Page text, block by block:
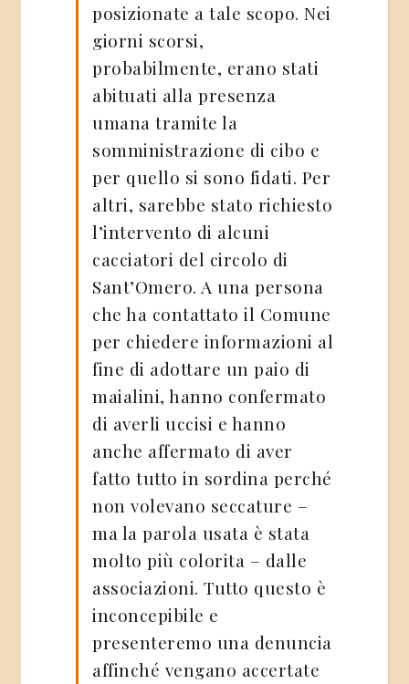
posizionate a tale scopo. Nei
giorni scorsi,
probabilmente, erano stati
abituati alla presenza
umana tramite la
somministrazione di cibo e
per quello si sono fidati. Per
altri, sarebbe stato richiesto
l’intervento di alcuni
cacciatori del circolo di
Sant’Omero. A una persona
che ha contattato il Comune
per chiedere informazioni al
fine di adottare un paio di
maialini, hanno confermato
di averli uccisi e hanno
anche affermato di aver
fatto tutto in sordina perché
non volevano seccature –
ma la parola usata è stata
molto più colorita – dalle
associazioni. Tutto questo è
inconcepibile e
presenteremo una denuncia
affinché vengano accertate